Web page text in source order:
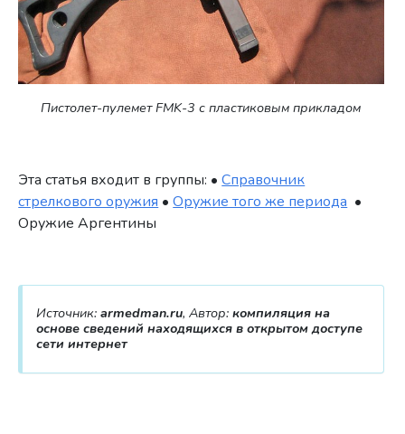
Пистолет-пулемет FMK-3 с пластиковым прикладом
Эта статья входит в группы: •Справочник
стрелкового оружия •Оружие того же периода •
Оружие Аргентины
Источник: armedman.ru, Автор: компиляция на
основе сведений находящихся в открытом доступе
сети интернет